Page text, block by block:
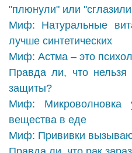
"плюнули" или
Миф: Натуральные
лучше синтетических
Миф: Астма – это
Правда ли, что нельзя
защиты?
Миф: Микроволновка
вещества в еде
Миф: Прививки